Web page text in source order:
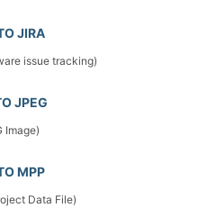
JIRA
issue tracking)
JPEG
Image)
MPP
Data File)